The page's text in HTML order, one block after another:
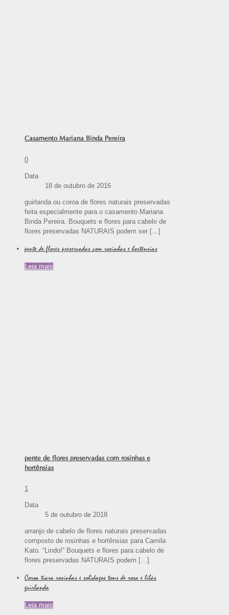
Casamento Mariana Binda Pereira
0
Data
18 de outubro de 2016
guirlanda ou coroa de flores naturais preservadas
feita especialmente para o casamento Mariana
Binda Pereira. Bouquets e flores para cabelo de
flores preservadas NATURAIS podem ser […]
pente de flores preservadas com rosinhas e hortênsias
Leia mais
pente de flores preservadas com rosinhas e
hortênsias
1
Data
5 de outubro de 2018
arranjo de cabelo de flores naturais preservadas
composto de rosinhas e hortênsias para Camila
Kato. “Lindo!” Bouquets e flores para cabelo de
flores preservadas NATURAIS podem […]
Coroa tiara rosinhas e solidagos tons de rosa e lilás
guirlanda
Leia mais